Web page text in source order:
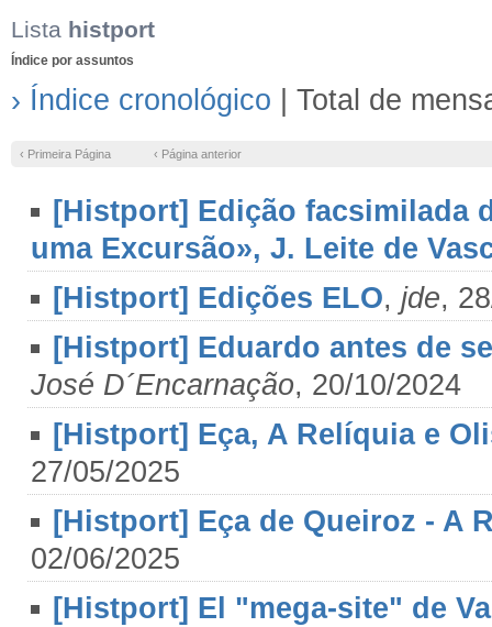
Lista histport
Índice por assuntos
› Índice cronológico | Total de
‹ Primeira Página ‹ Página anterior
[Histport] Edição facsimilada
uma Excursão», J. Leite de
[Histport] Edições ELO, jde,
[Histport] Eduardo antes de
José D´Encarnação, 20/10/2024
[Histport] Eça, A Relíquia e
27/05/2025
[Histport] Eça de Queiroz - A
02/06/2025
[Histport] El "mega-site" de